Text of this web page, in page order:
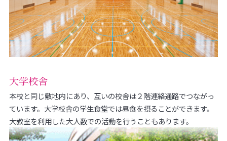
大学校舎
本校と同じ敷地内にあり、互いの校舎は２階連絡通路でつながっ
ています。大学校舎の学生食堂では昼食を摂ることができます。
大教室を利用した大人数での活動を行うこともあります。